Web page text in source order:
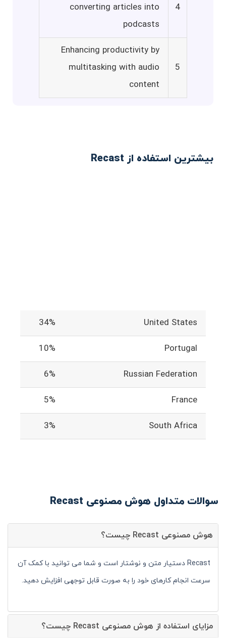
4
converting articles into
podcasts
5
Enhancing productivity by
multitasking with audio
content
بیشترین استفاده از Recast
United States
34%
Portugal
10%
Russian Federation
6%
France
5%
South Africa
3%
سوالات متداول هوش مصنوعی Recast
هوش مصنوعی Recast چیست؟
Recast دستیار متن و نوشتار است و شما می توانید با کمک آن
سرعت انجام کارهای خود را به صورت قابل توجهی افزایش دهید.
مزایای استفاده از هوش مصنوعی Recast چیست؟